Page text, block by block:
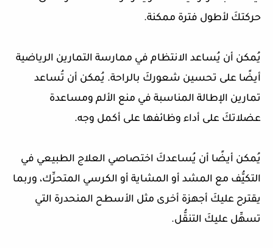
حركتكَ لأطول فترة ممكنة.
يُمكن أن يُساعد الانتظام في ممارسة التمارين الرياضية
أيضًا على تحسين شعوركَ بالراحة. يُمكن أن تُساعد
تمارين الإطالة المناسبة في منع الألم ومساعدة
عضلاتكَ على أداء وظائفها على أكمل وجه.
يُمكن أيضًا أن يُساعدكَ اختصاصي العلاج الطبيعي في
التكيُّف مع المشد أو المشاية أو الكرسي المتحرِّك، وربما
يقترح عليكَ أجهزة أخرى مثل الأسطح المنحدرة التي
تسهِّل عليكَ التنقُّل.